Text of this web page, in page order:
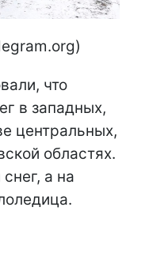
что
в западных,
центральных,
областях.
а на